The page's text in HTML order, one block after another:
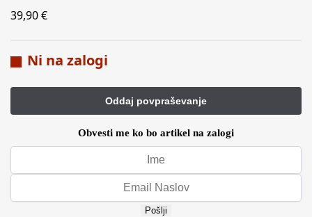
39,90€
Ni na zalogi
Obvesti me ko bo artikel na zalogi
Pošlji